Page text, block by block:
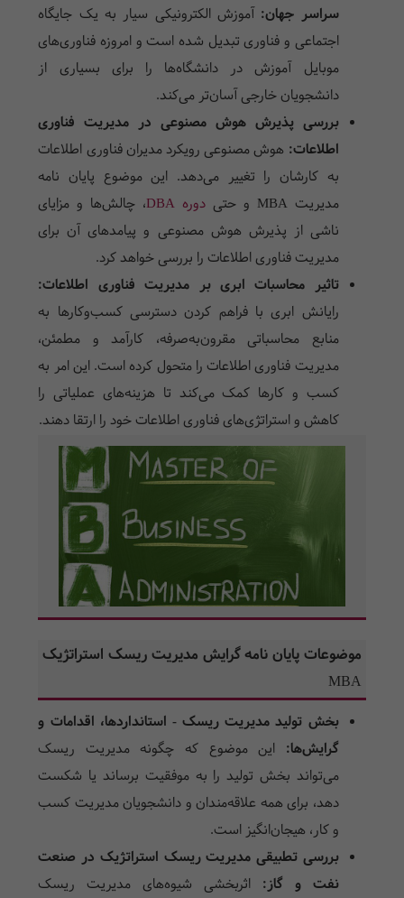
سراسر جهان: آموزش الکترونیکی سیار به یک جایگاه
اجتماعی و فناوری تبدیل شده است و امروزه فناوری‌های
موبایل آموزش در دانشگاه‌ها را برای بسیاری از
دانشجویان خارجی آسان‌تر می‌کند.
بررسی پذیرش هوش مصنوعی در مدیریت فناوری
اطلاعات: هوش مصنوعی رویکرد مدیران فناوری اطلاعات
به کارشان را تغییر می‌دهد. این موضوع پایان نامه
مدیریت MBA و حتی
دوره DBA
، چالش‌ها و مزایای
ناشی از پذیرش هوش مصنوعی و پیامدهای آن برای
مدیریت فناوری اطلاعات را بررسی خواهد کرد.
تاثیر محاسبات ابری بر مدیریت فناوری اطلاعات:
رایانش ابری با فراهم کردن دسترسی کسب‌وکارها به
منابع محاسباتی مقرون‌به‌صرفه، کارآمد و مطمئن،
مدیریت فناوری اطلاعات را متحول کرده است. این امر به
کسب و کارها کمک می‌کند تا هزینه‌های عملیاتی را
کاهش و استراتژی‌های فناوری اطلاعات خود را ارتقا دهند.
موضوعات پایان نامه گرایش مدیریت ریسک استراتژیک
MBA
بخش تولید مدیریت ریسک - استانداردها، اقدامات و
گرایش‌ها: این موضوع که چگونه مدیریت ریسک
می‌تواند بخش تولید را به موفقیت برساند یا شکست
دهد، برای همه علاقه‌مندان و دانشجویان مدیریت کسب
و کار، هیجان‌انگیز است.
بررسی تطبیقی ​​مدیریت ریسک استراتژیک در صنعت
نفت و گاز: اثربخشی شیوه‌های مدیریت ریسک